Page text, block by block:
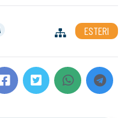
ESTERI